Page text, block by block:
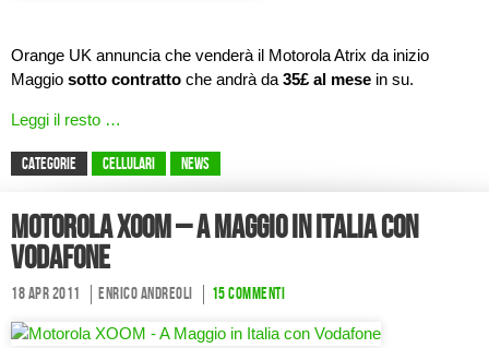
Orange UK annuncia che venderà il Motorola Atrix da inizio
Maggio sotto contratto che andrà da 35£ al mese in su.
Leggi il resto …
CATEGORIE Cellulari News
Motorola XOOM – A Maggio in Italia con
Vodafone
18 Apr 2011 Enrico Andreoli 15 commenti